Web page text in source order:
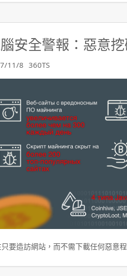
安全警報：惡意
11/8 360TS
要造訪網站，而不需下載任何惡意